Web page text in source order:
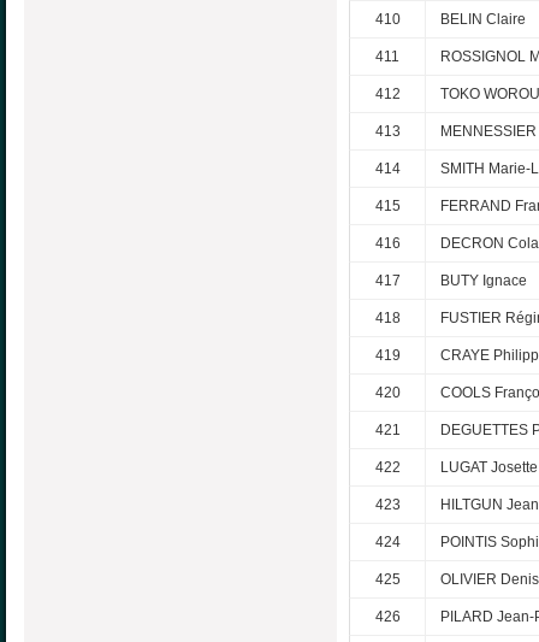
410 BELIN Claire
411 ROSSIGNOL
412 TOKO
413
414 SMITH Marie-
415 FERRAND
416 DECRON
417 BUTY Ignace
418 FUSTIER
419 CRAYE
420 COOLS
421 DEGUETTES
422 LUGAT Josette
423 HILTGUN
424 POINTIS
425 OLIVIER
426 PILARD Jean-